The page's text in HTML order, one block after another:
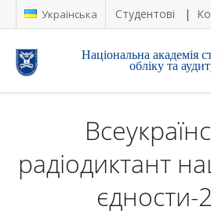
Українська Студентові
Національна академія
обліку та
радіодиктант
єдности-